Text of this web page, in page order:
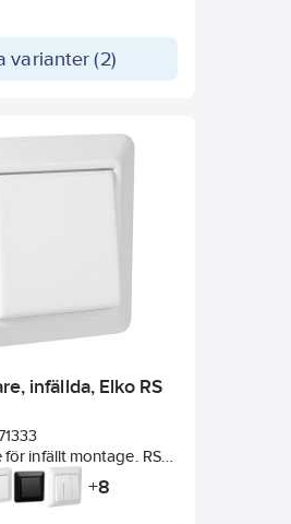
vägguttag
ljusstyrning.
varianter (2)
infällda, Elko RS
infällt montage. RS-
av produkter i beprövad
Redan när RS-
+8